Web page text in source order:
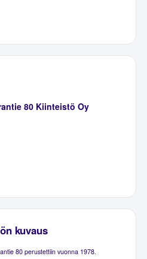
80 Kiinteistö Oy
kuvaus
80 perustettiin vuonna 1978.